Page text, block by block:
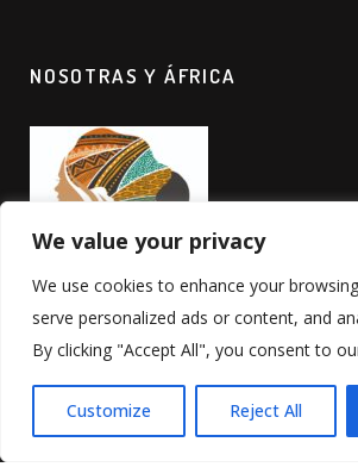
We value your privacy
We use cookies to enhance your
serve personalized ads or content, and
By clicking "Accept All", you consent to
Customize Reject All
NOSOTRAS Y ÁFRICA
© Mdjem. Todos los derechos
OrdenaTuCabeza